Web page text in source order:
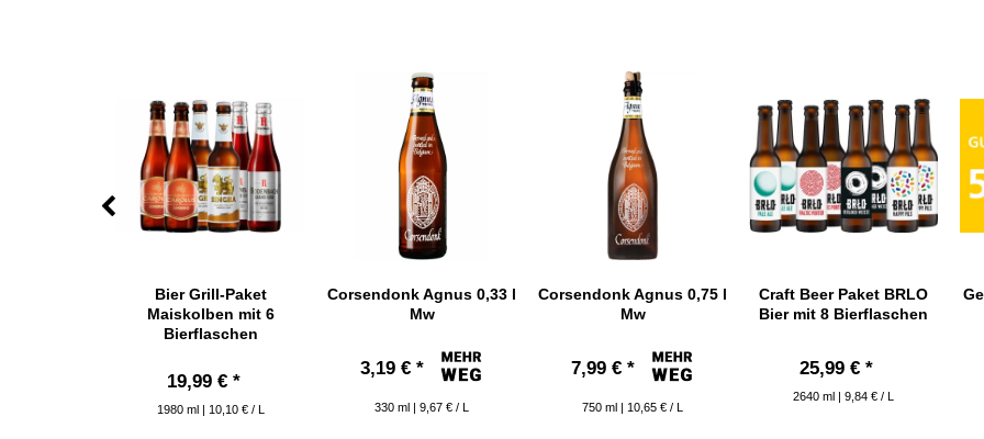
Bier Grill-Paket
Maiskolben mit 6
Bierflaschen
19,99 € *
1980 ml | 10,10 € / L
Corsendonk Agnus 0,33 l
Mw
3,19 € *
330 ml | 9,67 € / L
Corsendonk Agnus 0,75 l
Mw
7,99 € *
750 ml | 10,65 € / L
Craft Beer Paket BRLO
Bier mit 8 Bierflaschen
25,99 € *
2640 ml | 9,84 € / L